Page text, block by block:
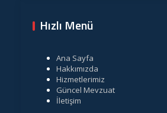
Hızlı Menü
Ana Sayfa
Hakkımızda
Hizmetlerimiz
Güncel Mevzuat
İletişim